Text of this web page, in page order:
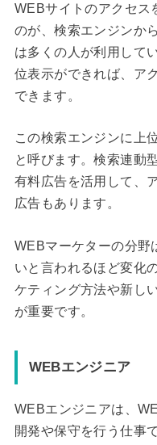
WEBサイトのアクセス
のが、検索エンジンか
は多くの人が利用して
位表示ができれば、ア
できます。
この検索エンジンに上
と呼びます。検索連動
有料広告を活用して、
広告もあります。
WEBマーケターの分野
いと言われるほど変化
ケティング方法や新し
が重要です。
WEBエンジニア
WEBエンジニアは、
開発や保守を行う仕事